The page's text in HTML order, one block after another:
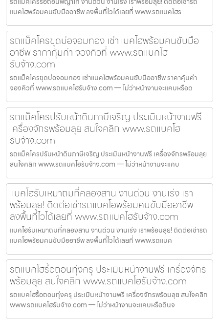
แบคโฮพร้อมคนขับมืออาชีพ ลงพื้นที่ไวได้เลยที่ www.รถแบคโฮร
รถแม็คโครขุดบ่อจอมทอง เช่าแบคโฮพร้อมคนขับมือ
อาชีพ ราคาคุ้มค่า จองคิวที่ www.รถแบคโฮ
รับจ้าง.com
รถแม็คโครขุดบ่อจอมทอง เช่าแบคโฮพร้อมคนขับมืออาชีพ ราคาคุ้มค่า
จองคิวที่ www.รถแบคโฮรับจ้าง.com — ไม่ว่าหน้างานจะแคบหรือด
รถแม็คโครปรับหน้าดินภาษีเจริญ ประเมินหน้างานฟรี
เครื่องจักรพร้อมลุย สนใจคลิก www.รถแบคโฮ
รับจ้าง.com
รถแม็คโครปรับหน้าดินภาษีเจริญ ประเมินหน้างานฟรี เครื่องจักรพร้อมลุย
สนใจคลิก www.รถแบคโฮรับจ้าง.com — ไม่ว่าหน้างานจะแคบ
แบคโฮรับเหมาถมที่คลองสาน งานด่วน งานเร่ง เรา
พร้อมลุย! ติดต่อเช่ารถแบคโฮพร้อมคนขับมืออาชีพ
ลงพื้นที่ไวได้เลยที่ www.รถแบคโฮรับจ้าง.com
แบคโฮรับเหมาถมที่คลองสาน งานด่วน งานเร่ง เราพร้อมลุย! ติดต่อเช่ารถ
แบคโฮพร้อมคนขับมืออาชีพ ลงพื้นที่ไวได้เลยที่ www.รถแบค
รถแบคโฮรื้อถอนทุ่งครุ ประเมินหน้างานฟรี เครื่องจักร
พร้อมลุย สนใจคลิก www.รถแบคโฮรับจ้าง.com
รถแบคโฮรื้อถอนทุ่งครุ ประเมินหน้างานฟรี เครื่องจักรพร้อมลุย สนใจคลิก
www.รถแบคโฮรับจ้าง.com — ไม่ว่าหน้างานจะแคบหรือดินจ